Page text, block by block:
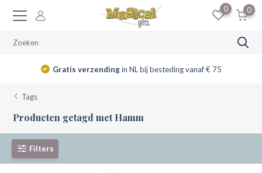
0 0
Gratis verzendingin NL bij besteding vanaf € 75
Tags
Producten getagd met Hamm
Filters